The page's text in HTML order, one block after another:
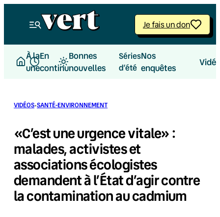
Je fais un don
À la
une
En
continu
Bonnes
nouvelles
Séries
d’été
Nos
enquêtes
VIDÉOS·SANTÉ-ENVIRONNEMENT
«C’est une urgence vitale» :
malades, activistes et
associations écologistes
demandent à l’État d’agir contre
la contamination au cadmium